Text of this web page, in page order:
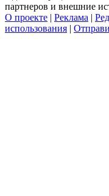
партнеров и внешние
О проекте | Реклама |
использования |